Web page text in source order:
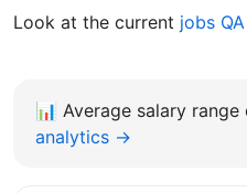
Look at the current jobs
📊 Average salary
analytics →